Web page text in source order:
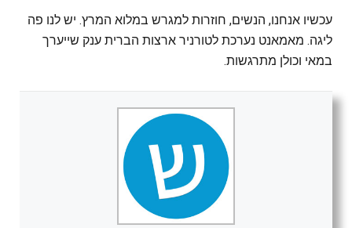
עכשיו אנחנו, הנשים, חוזרות למגרש במלוא המרץ. יש לנו פה
ליגה. מאמאנט נערכת לטורניר ארצות הברית ענק שייערך
במאי וכולן מתרגשות.